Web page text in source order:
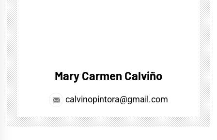
Mary Carmen Calviño
calvinopintora@gmail.com